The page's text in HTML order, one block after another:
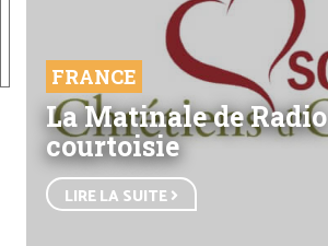
FRANCE
La Matinale de Radio
courtoisie
LIRE LA SUITE